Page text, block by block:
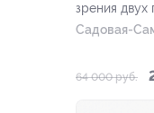
зрения двух
Садовая-
64 000 руб.